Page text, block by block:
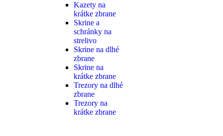
Kazety na
krátke zbrane
Skrine a
schránky na
strelivo
Skrine na dlhé
zbrane
Skrine na
krátke zbrane
Trezory na dlhé
zbrane
Trezory na
krátke zbrane